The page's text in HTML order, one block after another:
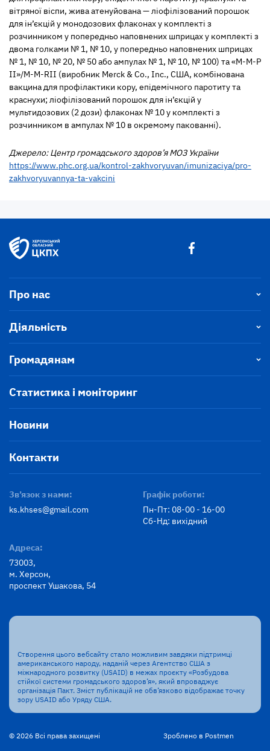
вітряної віспи, жива атенуйована — ліофілізований порошок
для ін’єкцій у монодозових флаконах у комплекті з
розчинником у попередньо наповнених шприцах у комплекті з
двома голками № 1, № 10, у попередньо наповнених шприцах
№ 1, № 10, № 20, № 50 або ампулах № 1, № 10, № 100) та «М-М-Р
ІІ»/M-M-RII (виробник Merck & Co., Inc., США, комбінована
вакцина для профілактики кору, епідемічного паротиту та
краснухи; ліофілізований порошок для ін’єкцій у
мультидозових (2 дози) флаконах № 10 у комплекті з
розчинником в ампулах № 10 в окремому пакованні).
Джерело: Центр громадського здоров’я МОЗ України
https://www.phc.org.ua/kontrol-zakhvoryuvan/imunizaciya/pro-
zakhvoryuvannya-ta-vakcini
Про нас
Діяльність
Громадянам
Статистика і моніторинг
Новини
Контакти
Зв’язок з нами:
ks.khses@gmail.com
Графік роботи:
Пн-Пт: 08-00 - 16-00
Сб-Нд: вихідний
Адреса:
73003,
м. Херсон,
проспект Ушакова, 54
Створення цього вебсайту стало можливим завдяки підтримці
американського народу, наданій через Агентство США з
міжнародного розвитку (USAID) в межах проєкту «Розбудова
стійкої системи громадського здоров’я», який впроваджує
організація Пакт. Зміст публікацій не обв’язково відображає точку
зору USAID або Уряду США.
© 2026 Всі права захищені Зроблено в Postmen